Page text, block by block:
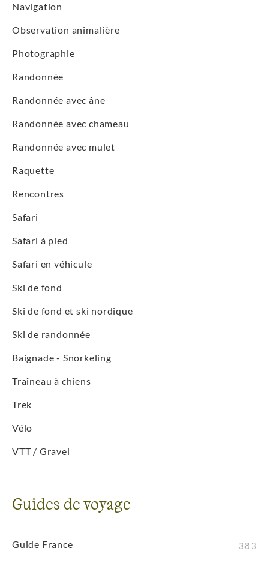
Navigation
Observation animalière
Photographie
Randonnée
Randonnée avec âne
Randonnée avec chameau
Randonnée avec mulet
Raquette
Rencontres
Safari
Safari à pied
Safari en véhicule
Ski de fond
Ski de fond et ski nordique
Ski de randonnée
Baignade - Snorkeling
Traîneau à chiens
Trek
Vélo
VTT / Gravel
Guides de voyage
Guide France 383